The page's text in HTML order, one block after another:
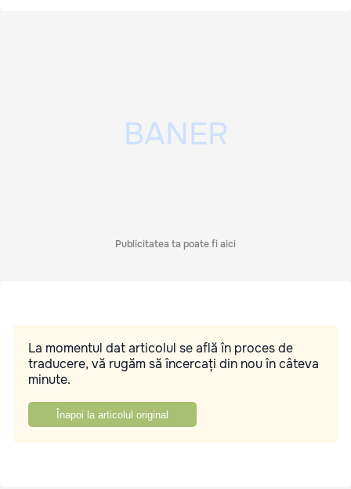
Publicitatea ta poate fi aici
La momentul dat articolul se află în proces de
traducere, vă rugăm să încercați din nou în câteva
minute.
Înapoi la articolul original